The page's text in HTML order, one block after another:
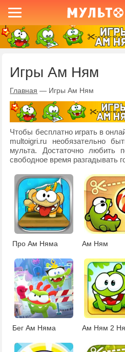
Игры Ам Ням
Главная — Игры Ам Ням
Чтобы бесплатно играть в
multoigri.ru необязательно
мульта. Достаточно любить
свободное время разгадывать
Про Ам Няма Ам Ням
Бег Ам Няма Ам Ням 2